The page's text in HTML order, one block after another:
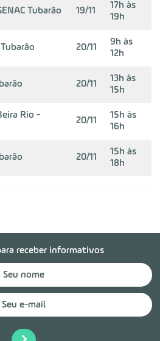
Tubarão 19/11
17h às
19h
20/11
9h às
12h
20/11
13h às
15h
Rio -
20/11
15h às
16h
20/11
15h às
18h
receber informativos